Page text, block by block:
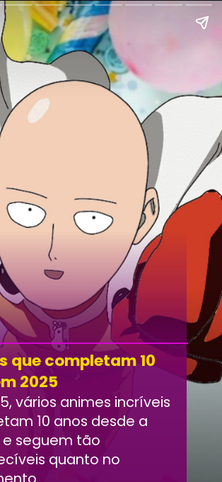
que completam 10
2025
vários animes incríveis
10 anos desde a
seguem tão
quanto no